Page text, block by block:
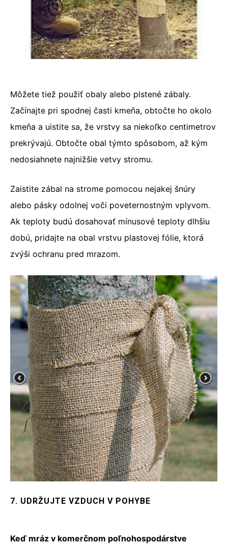
Môžete tiež použiť obaly alebo plstené zábaly.
Začínajte pri spodnej časti kmeňa, obtočte ho okolo
kmeňa a uistite sa, že vrstvy sa niekoľko centimetrov
prekrývajú. Obtočte obal týmto spôsobom, až kým
nedosiahnete najnižšie vetvy stromu.
Zaistite zábal na strome pomocou nejakej šnúry
alebo pásky odolnej voči poveternostným vplyvom.
Ak teploty budú dosahovať mínusové teploty dlhšiu
dobú, pridajte na obal vrstvu plastovej fólie, ktorá
zvýši ochranu pred mrazom.
7. UDRŽUJTE VZDUCH V POHYBE
Keď mráz v komerčnom poľnohospodárstve